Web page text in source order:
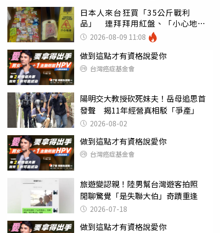
日本人來台狂買「35公斤戰利
品」 連拜拜用紅盤、「小心地
滑」告示牌也帶回家
2026-08-09 11:08
做到這點才有資格說愛你
台灣癌症基金會
陽明交大教授砍死妹夫！岳母追思首
發聲 揭11年經營真相駁「爭產」
2026-08-02
做到這點才有資格說愛你
台灣癌症基金會
旅遊變認親！陸男幫台灣遊客拍照
閒聊驚覺「是失聯大伯」奇蹟重逢
2026-07-18
做到這點才有資格說愛你